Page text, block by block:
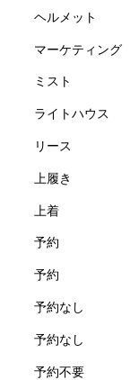
ヘルメット
マーケティング
ミスト
ライトハウス
リース
上履き
上着
予約
予約
予約なし
予約なし
予約不要